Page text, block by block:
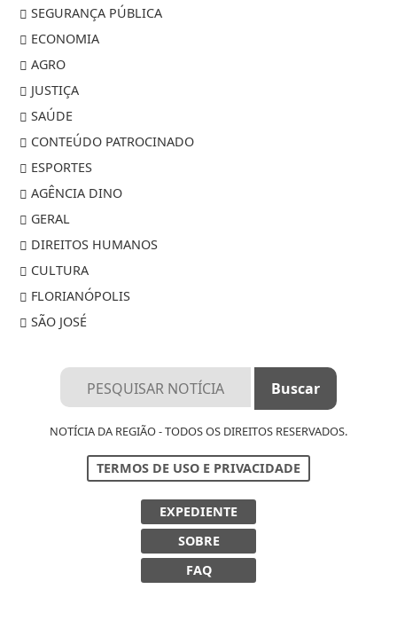
SEGURANÇA PÚBLICA
ECONOMIA
AGRO
JUSTIÇA
SAÚDE
CONTEÚDO PATROCINADO
ESPORTES
AGÊNCIA DINO
GERAL
DIREITOS HUMANOS
CULTURA
FLORIANÓPOLIS
SÃO JOSÉ
NOTÍCIA DA REGIÃO - TODOS OS DIREITOS RESERVADOS.
TERMOS DE USO E PRIVACIDADE
EXPEDIENTE
SOBRE
FAQ